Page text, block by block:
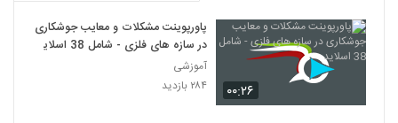
۰۰:۲۶
پاورپوینت مشکلات و معایب جوشکاری
در سازه های فلزی - شامل 38 اسلاید
آموزشی
۲۸۴ بازدید